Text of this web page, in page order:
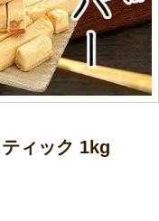
ィック 1kg